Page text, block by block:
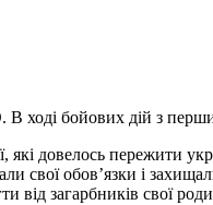
бойових дій з
довелось пережити
свої обов’язки і
від загарбників свої